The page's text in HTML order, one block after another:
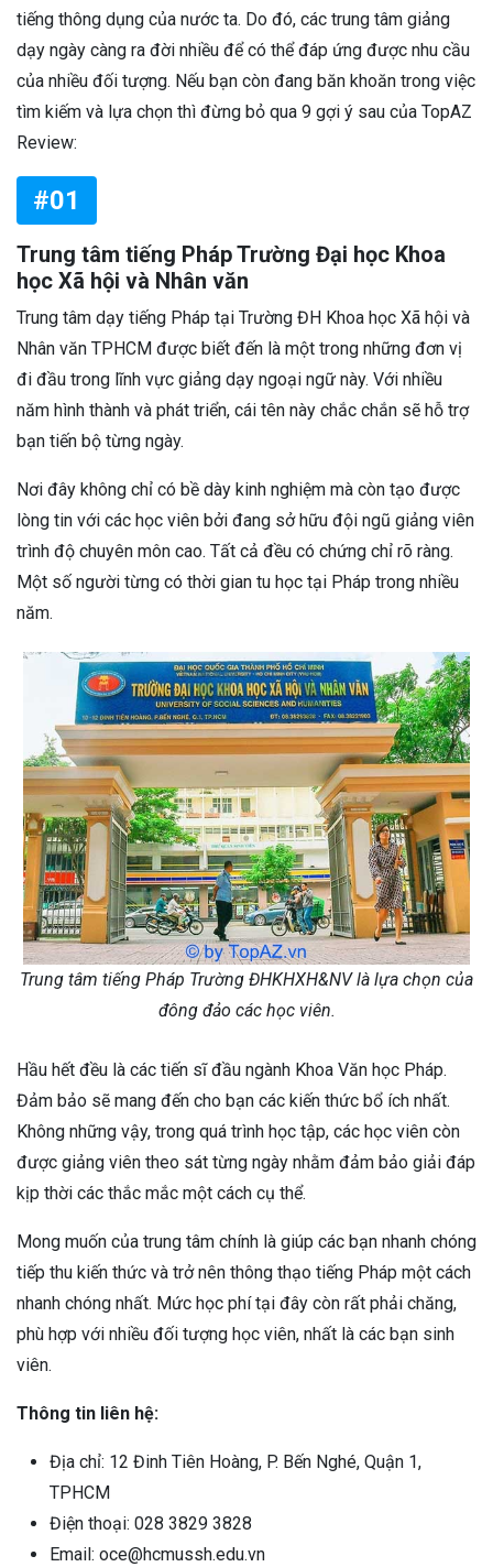
tiếng thông dụng của nước ta. Do đó, các trung tâm giảng
dạy ngày càng ra đời nhiều để có thể đáp ứng được nhu cầu
của nhiều đối tượng. Nếu bạn còn đang băn khoăn trong việc
tìm kiếm và lựa chọn thì đừng bỏ qua 9 gợi ý sau của TopAZ
Review:
#01
Trung tâm tiếng Pháp Trường Đại học Khoa
học Xã hội và Nhân văn
Trung tâm dạy tiếng Pháp tại Trường ĐH Khoa học Xã hội và
Nhân văn TPHCM được biết đến là một trong những đơn vị
đi đầu trong lĩnh vực giảng dạy ngoại ngữ này. Với nhiều
năm hình thành và phát triển, cái tên này chắc chắn sẽ hỗ trợ
bạn tiến bộ từng ngày.
Nơi đây không chỉ có bề dày kinh nghiệm mà còn tạo được
lòng tin với các học viên bởi đang sở hữu đội ngũ giảng viên
trình độ chuyên môn cao. Tất cả đều có chứng chỉ rõ ràng.
Một số người từng có thời gian tu học tại Pháp trong nhiều
năm.
Trung tâm tiếng Pháp Trường ĐHKHXH&NV là lựa chọn của
đông đảo các học viên.
Hầu hết đều là các tiến sĩ đầu ngành Khoa Văn học Pháp.
Đảm bảo sẽ mang đến cho bạn các kiến thức bổ ích nhất.
Không những vậy, trong quá trình học tập, các học viên còn
được giảng viên theo sát từng ngày nhằm đảm bảo giải đáp
kịp thời các thắc mắc một cách cụ thể.
Mong muốn của trung tâm chính là giúp các bạn nhanh chóng
tiếp thu kiến thức và trở nên thông thạo tiếng Pháp một cách
nhanh chóng nhất. Mức học phí tại đây còn rất phải chăng,
phù hợp với nhiều đối tượng học viên, nhất là các bạn sinh
viên.
Thông tin liên hệ:
Địa chỉ: 12 Đinh Tiên Hoàng, P. Bến Nghé, Quận 1,
TPHCM
Điện thoại: 028 3829 3828
Email: oce@hcmussh.edu.vn